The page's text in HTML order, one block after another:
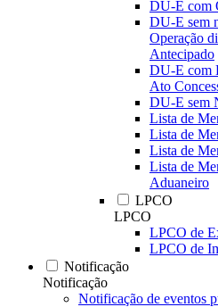
DU-E com
DU-E sem
Operação
Antecipado
DU-E com
Ato
DU-E sem
Lista de
Lista de
Lista de
Lista de
Aduaneiro
LPCO
LPCO
LPCO de
LPCO de
Notificação
Notificação
Notificação de eventos